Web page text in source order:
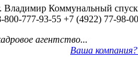
Владимир Коммунальный
800-777-93-55 +7 (4922) 77-98-00
агентство...
Ваша